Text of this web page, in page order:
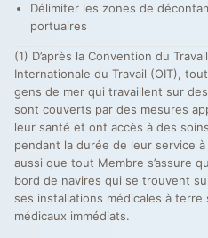
Délimiter les zones de
portuaires
(1) D’après la Convention du
Internationale du Travail (OIT),
gens de mer qui travaillent sur
sont couverts par des mesures
leur santé et ont accès à des
pendant la durée de leur service
aussi que tout Membre s’assure
bord de navires qui se trouvent
ses installations médicales à terre
médicaux immédiats.